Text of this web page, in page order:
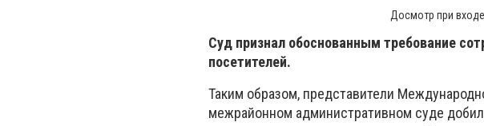
Досмотр при
Суд признал обоснованным требование
посетителей.
Таким образом, представители
межрайонном административном суде